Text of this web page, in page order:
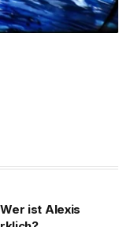
ist Alexis